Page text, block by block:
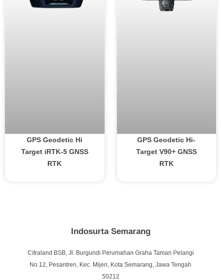
GPS Geodetic Hi
Target iRTK-5 GNSS
RTK
GPS Geodetic Hi-
Target V90+ GNSS
RTK
Indosurta Semarang
Citraland BSB, Jl. Burgundi Perumahan Graha Taman Pelangi
No.12, Pesantren, Kec. Mijen, Kota Semarang, Jawa Tengah
50212